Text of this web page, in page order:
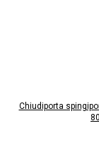
Chiudiporta